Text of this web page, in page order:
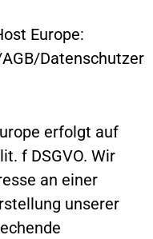
Europe:
Datenschutzer
erfolgt auf
f DSGVO. Wir
an einer
unserer